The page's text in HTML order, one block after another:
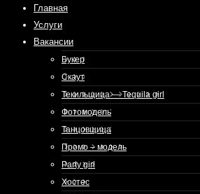
Главная
Услуги
Вакансии
Букер
Скаут
Текильщица — Tequila girl
Фотомодель
Танцовщица
Промо – модель
Party girl
Хостес